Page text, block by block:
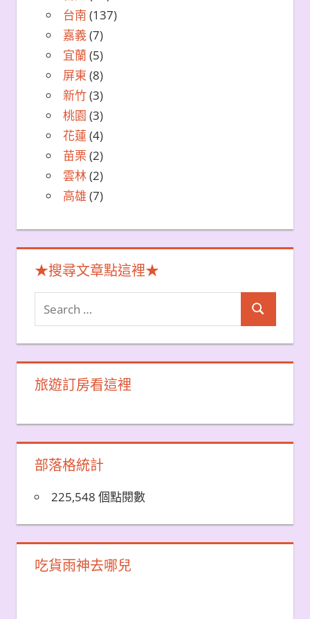
台南 (137)
嘉義(7)
宜蘭 (5)
屏東 (8)
新竹(3)
桃園 (3)
花蓮 (4)
苗栗 (2)
雲林(2)
高雄 (7)
★搜尋文章點這裡★
Search
for:
Search
旅遊訂房看這裡
部落格統計
225,548 個點閱數
吃貨雨神去哪兒